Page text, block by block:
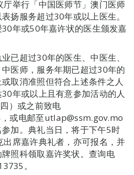
举行「中国医师节」澳门医师
扬服务超过30年或以上医生。
年或50年嘉许状的医生颁发嘉
已超过30年的医生、中医生、
医师，服务年期已超过30年的
取消准照但符合上述条件之人
年或以上且有意参加活动的人
）或之前致电
或电邮至utlap@ssm.gov.mo
加。典礼当日，将于下午5时
席嘉许典礼者，亦可报名，并
照科领取嘉许奖状。查询电
。